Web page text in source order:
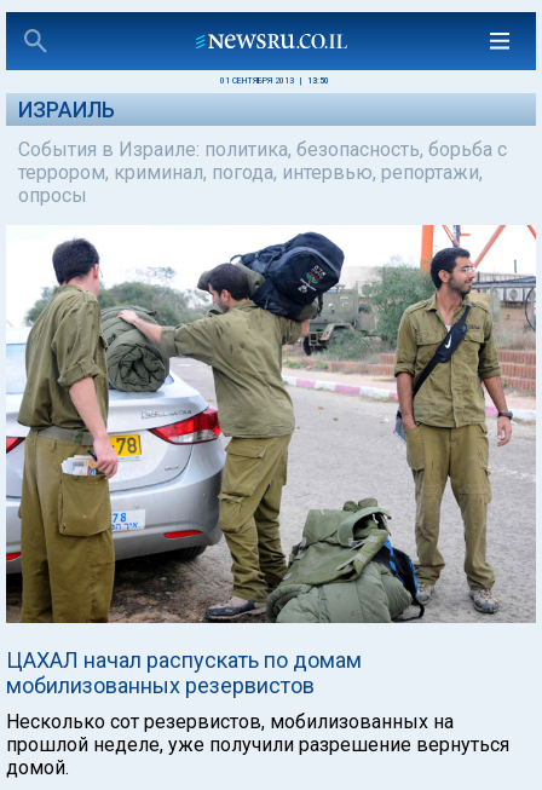
01 СЕНТЯБРЯ 2013 13:50
ИЗРАИЛЬ
События в Израиле: политика, безопасность, борьба с
террором, криминал, погода, интервью, репортажи,
опросы
ЦАХАЛ начал распускать по домам
мобилизованных резервистов
Несколько сот резервистов, мобилизованных на
прошлой неделе, уже получили разрешение вернуться
домой.